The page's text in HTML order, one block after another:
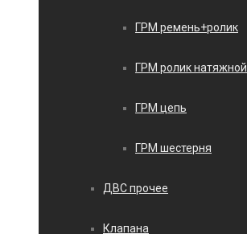
ГРМ ремень+ролик
ГРМ ролик натяжной
ГРМ цепь
ГРМ шестерня
ДВС прочее
Клапана